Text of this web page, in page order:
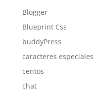
Blogger
Blueprint Css
buddyPress
caracteres especiales
centos
chat